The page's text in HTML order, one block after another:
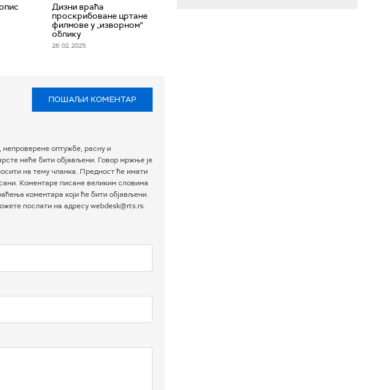
Дизни враћа
проскрибоване цртане
филмове у „изворном“
облику
26. 02. 2025.
ПОШАЉИ КОМЕНТАР
непроверене оптужбе, расну и
неће бити објављени. Говор мржње је
на тему чланка. Предност ће имати
Коментаре писане великим словима
коментара који ће бити објављени.
послати на адресу webdesk@rts.rs.